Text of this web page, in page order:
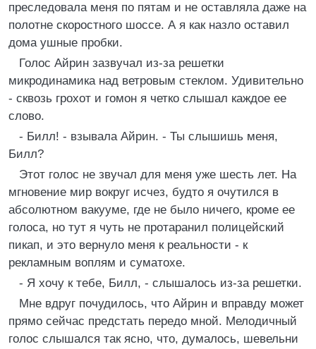
преследовала меня по пятам и не оставляла даже на
полотне скоростного шоссе. А я как назло оставил
дома ушные пробки.
Голос Айрин зазвучал из-за решетки
микродинамика над ветровым стеклом. Удивительно
- сквозь грохот и гомон я четко слышал каждое ее
слово.
- Билл! - взывала Айрин. - Ты слышишь меня,
Билл?
Этот голос не звучал для меня уже шесть лет. На
мгновение мир вокруг исчез, будто я очутился в
абсолютном вакууме, где не было ничего, кроме ее
голоса, но тут я чуть не протаранил полицейский
пикап, и это вернуло меня к реальности - к
рекламным воплям и суматохе.
- Я хочу к тебе, Билл, - слышалось из-за решетки.
Мне вдруг почудилось, что Айрин и вправду может
прямо сейчас предстать передо мной. Мелодичный
голос слышался так ясно, что, думалось, шевельни